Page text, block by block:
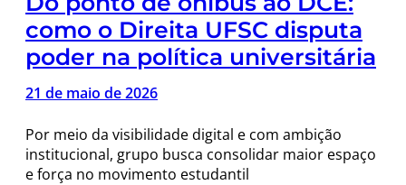
como o Direita UFSC disputa
poder na política universitária
21 de maio de 2026
Por meio da visibilidade digital e com ambição
institucional, grupo busca consolidar maior espaço
e força no movimento estudantil